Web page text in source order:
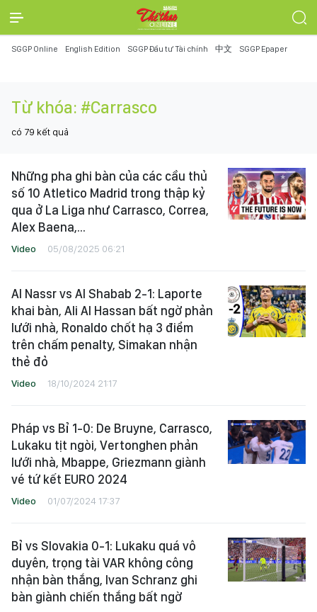
SGGP Online English Edition SGGP Đầu tư Tài chính 中文 SGGP Epaper
Từ khóa: #Carrasco
có 79 kết quả
Những pha ghi bàn của các cầu thủ
số 10 Atletico Madrid trong thập kỷ
qua ở La Liga như Carrasco, Correa,
Alex Baena,...
Video 05/08/2025 06:21
Al Nassr vs Al Shabab 2-1: Laporte
khai bàn, Ali Al Hassan bất ngờ phản
lưới nhà, Ronaldo chốt hạ 3 điểm
trên chấm penalty, Simakan nhận
thẻ đỏ
Video 18/10/2024 21:17
Pháp vs Bỉ 1-0: De Bruyne, Carrasco,
Lukaku tịt ngòi, Vertonghen phản
lưới nhà, Mbappe, Griezmann giành
vé tứ kết EURO 2024
Video 01/07/2024 17:37
Bỉ vs Slovakia 0-1: Lukaku quá vô
duyên, trọng tài VAR không công
nhận bàn thắng, Ivan Schranz ghi
bàn giành chiến thắng bất ngờ